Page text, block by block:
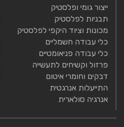
ייצור גומי ופלסטיק
תבניות לפלסטיק
מכונות וציוד היקפי לפלסטיק
כלי עבודה חשמליים
כלי עבודה פניאומטיים
פרזול וקשיחים לתעשייה
דבקים וחומרי איטום
התייעלות אנרגטית
אנרגיה סולארית